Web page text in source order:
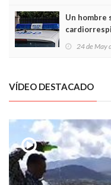
Un hombre
Local en
24 de May
VÍDEO DESTACADO